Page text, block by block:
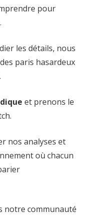
pour
les détails, nous
paris hasardeux
et prenons le
nos analyses et
où chacun
notre communauté